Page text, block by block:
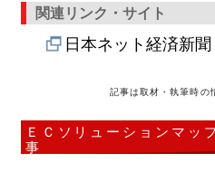
関連リンク・サイト
日本ネット経済新
記事は取材・執筆時の
ＥＣソリューションマッ
事